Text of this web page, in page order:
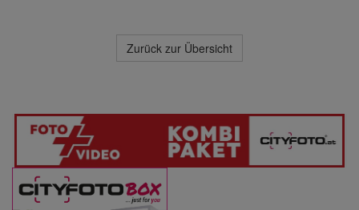
Zurück zur Übersicht